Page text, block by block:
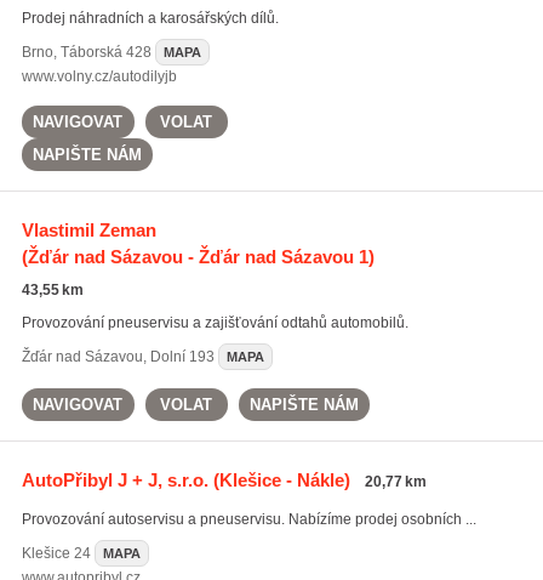
Prodej náhradních a karosářských dílů.
Brno, Táborská 428 MAPA
www.volny.cz/autodilyjb
NAVIGOVAT
VOLAT
NAPIŠTE NÁM
Vlastimil Zeman
(Žďár nad Sázavou - Žďár nad Sázavou 1)
43,55 km
Provozování pneuservisu a zajišťování odtahů automobilů.
Žďár nad Sázavou, Dolní 193 MAPA
NAVIGOVAT VOLAT NAPIŠTE NÁM
AutoPřibyl J + J, s.r.o.(Klešice - Nákle) 20,77 km
Provozování autoservisu a pneuservisu. Nabízíme prodej osobních ...
Klešice 24 MAPA